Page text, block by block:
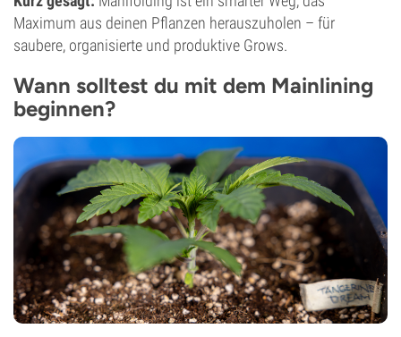
Maximum aus deinen Pflanzen herauszuholen – für
saubere, organisierte und produktive Grows.
Wann solltest du mit dem Mainlining
beginnen?